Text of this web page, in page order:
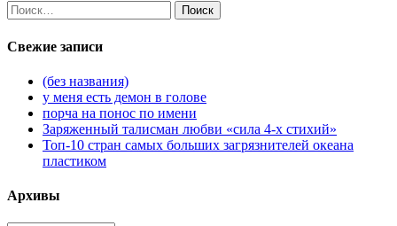
Найти:
Свежие записи
(без названия)
у меня есть демон в голове
порча на понос по имени
Заряженный талисман любви «сила 4-х стихий»
Топ-10 стран самых больших загрязнителей океана
пластиком
Архивы